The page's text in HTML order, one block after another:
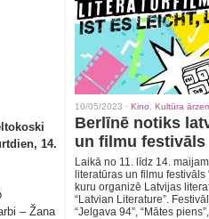
14.
– Žana
10/05/2023 · Kino Kultūra
Berlīnē notiks
un filmu festivāls
Laikā no 11. līdz 14.
literatūras un filmu festivāls
kuru organizē Latvijas
“Latvian Literature”.
“Jelgava 94”, “Mātes